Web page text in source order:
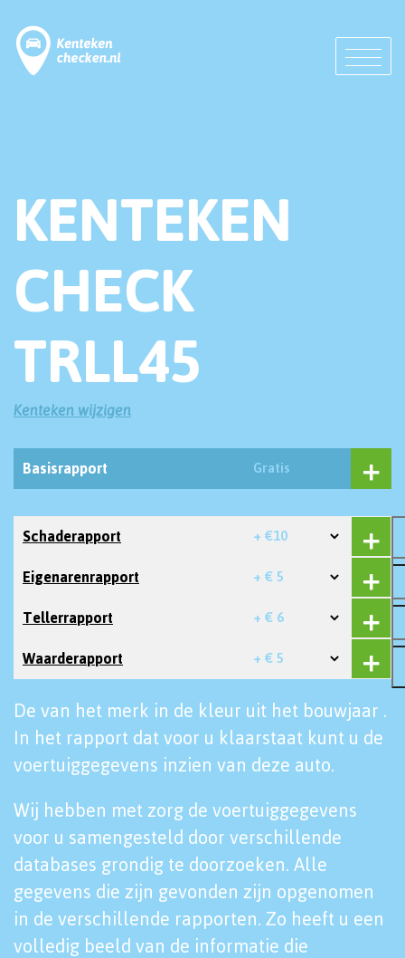
KENTEKEN
CHECK
TRLL45
Kenteken wijzigen
Basisrapport Gratis
Schaderapport + €10
Eigenarenrapport + € 5
Tellerrapport + € 6
Waarderapport + € 5
De van het merk in de kleur uit het bouwjaar .
In het rapport dat voor u klaarstaat kunt u de
voertuiggegevens inzien van deze auto.
Wij hebben met zorg de voertuiggegevens
voor u samengesteld door verschillende
databases grondig te doorzoeken. Alle
gegevens die zijn gevonden zijn opgenomen
in de verschillende rapporten. Zo heeft u een
volledig beeld van de informatie die